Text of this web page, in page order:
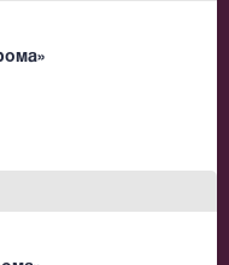
пригласить вас
концертного
насладиться
Билеты на концерт
уже сейчас,
на этой